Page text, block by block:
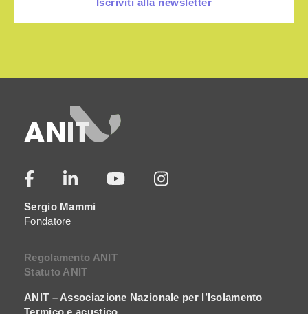
Iscriviti alla newsletter
Sergio Mammi
Fondatore
Regolamento ANIT
Statuto ANIT
ANIT – Associazione Nazionale per l’Isolamento
Termico e acustico